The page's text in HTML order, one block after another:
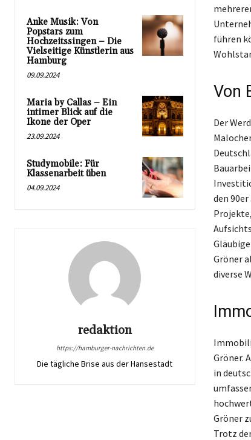
Anke Musik: Von
Popstars zum
Hochzeitssingen – Die
Vielseitige Künstlerin aus
Hamburg
09.09.2024
Maria by Callas – Ein
intimer Blick auf die
Ikone der Oper
23.09.2024
Studymobile: Für
Klassenarbeit üben
04.09.2024
redaktion
https://hamburger-nachrichten.de
Die tägliche Brise aus der Hansestadt
führen
Von
Der
den
Gröner
diverse
Gröner.
in
Gröner
Trotz